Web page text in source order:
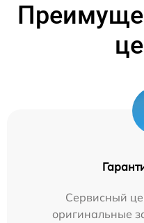
Сервисный
оригинальные